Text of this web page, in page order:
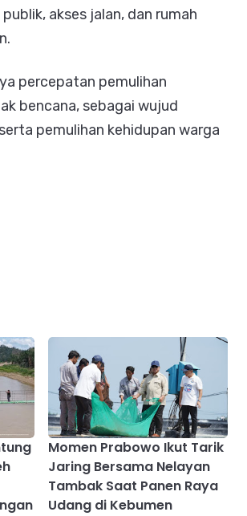
akses jalan, dan rumah
percepatan pemulihan
bencana, sebagai wujud
pemulihan kehidupan warga
Momen Prabowo Ikut Tarik
Jaring Bersama Nelayan
Tambak Saat Panen Raya
Udang di Kebumen